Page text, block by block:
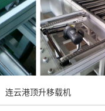
连云港顶升移载机